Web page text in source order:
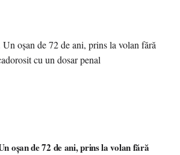
oșan de 72 de ani, prins la volan fără